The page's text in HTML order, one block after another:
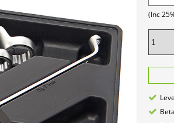
(Inc